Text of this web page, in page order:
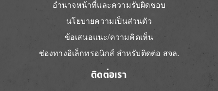
อำนาจหน้าที่และความรับผิดชอบ
นโยบายความเป็นส่วนตัว
ข้อเสนอแนะ/ความคิดเห็น
ช่องทางอิเล็กทรอนิกส์ สำหรับติดต่อ สจล.
ติดต่อเรา